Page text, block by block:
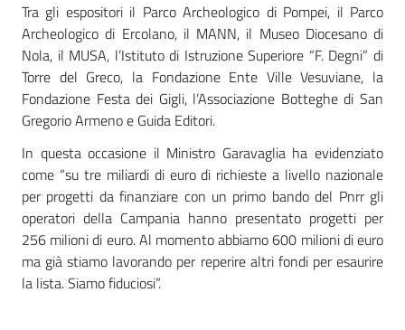
Tra gli espositori il Parco Archeologico di Pompei, il Parco
Archeologico di Ercolano, il MANN, il Museo Diocesano di
Nola, il MUSA, l’Istituto di Istruzione Superiore “F. Degni” di
Torre del Greco, la Fondazione Ente Ville Vesuviane, la
Fondazione Festa dei Gigli, l’Associazione Botteghe di San
Gregorio Armeno e Guida Editori.
In questa occasione il Ministro Garavaglia ha evidenziato
come “su tre miliardi di euro di richieste a livello nazionale
per progetti da finanziare con un primo bando del Pnrr gli
operatori della Campania hanno presentato progetti per
256 milioni di euro. Al momento abbiamo 600 milioni di euro
ma già stiamo lavorando per reperire altri fondi per esaurire
la lista. Siamo fiduciosi”.